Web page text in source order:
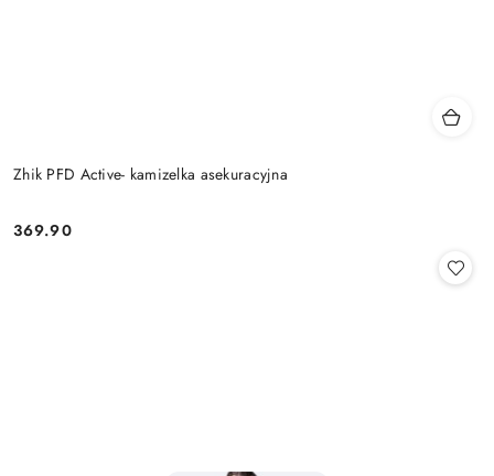
Zhik PFD Active- kamizelka asekuracyjna
Cena:
369.90